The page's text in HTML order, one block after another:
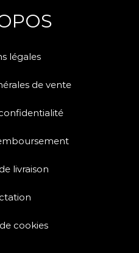
légales
de vente
livraison
cookies